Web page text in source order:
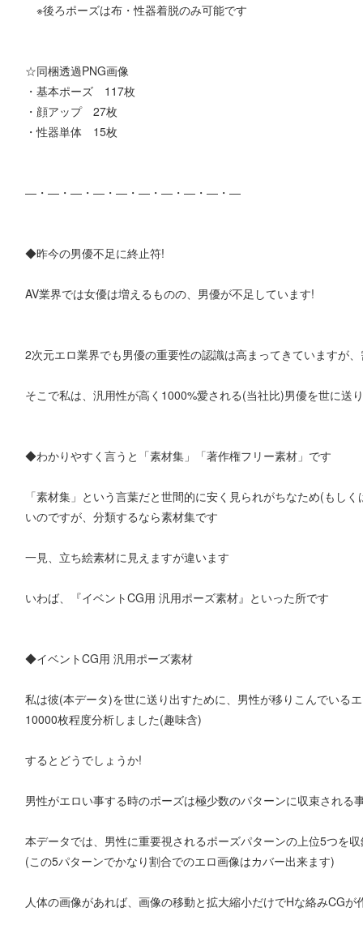
※後ろポーズは布・性器着脱のみ可能です
☆同梱透過PNG画像
・基本ポーズ 117枚
・顔アップ 27枚
・性器単体 15枚
―・―・―・―・―・―・―・―・―・―
◆昨今の男優不足に終止符!
AV業界では女優は増えるものの、男優が不足しています!
2次元エロ業界でも男優の重要性の認識は高まってきていますが
そこで私は、汎用性が高く1000%愛される(当社比)男優を世に送
◆わかりやすく言うと「素材集」「著作権フリー素材」です
「素材集」という言葉だと世間的に安く見られがちなため(もし
いのですが、分類するなら素材集です
一見、立ち絵素材に見えますが違います
いわば、『イベントCG用 汎用ポーズ素材』といった所です
◆イベントCG用 汎用ポーズ素材
私は彼(本データ)を世に送り出すために、男性が移りこんでいる
10000枚程度分析しました(趣味含)
するとどうでしょうか!
男性がエロい事する時のポーズは極少数のパターンに収束される
本データでは、男性に重要視されるポーズパターンの上位5つを
(この5パターンでかなり割合でのエロ画像はカバー出来ます)
人体の画像があれば、画像の移動と拡大縮小だけでHな絡みCGが